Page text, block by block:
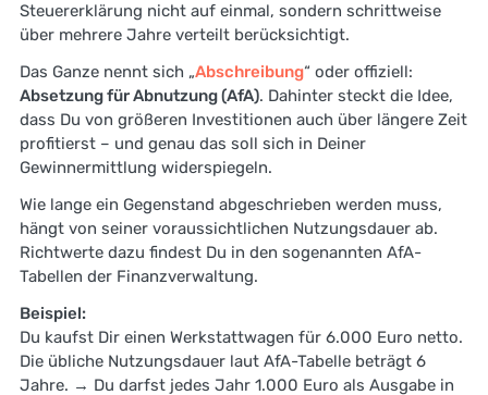
Steuererklärung nicht auf einmal, sondern schrittweise
über mehrere Jahre verteilt berücksichtigt.
Das Ganze nennt sich „Abschreibung“ oder offiziell:
Absetzung für Abnutzung (AfA). Dahinter steckt die Idee,
dass Du von größeren Investitionen auch über längere Zeit
profitierst – und genau das soll sich in Deiner
Gewinnermittlung widerspiegeln.
Wie lange ein Gegenstand abgeschrieben werden muss,
hängt von seiner voraussichtlichen Nutzungsdauer ab.
Richtwerte dazu findest Du in den sogenannten AfA-
Tabellen der Finanzverwaltung.
Beispiel:
Du kaufst Dir einen Werkstattwagen für 6.000 Euro netto.
Die übliche Nutzungsdauer laut AfA-Tabelle beträgt 6
Jahre. → Du darfst jedes Jahr 1.000 Euro als Ausgabe in